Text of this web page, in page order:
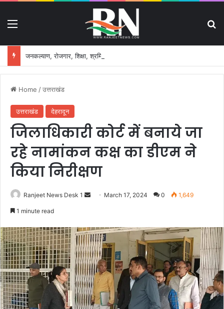
Home /उत्तराखंड
उत्तराखंड देहरादून
जिलाधिकारी कोर्ट में बनाये जा
रहे नामांकन कक्ष का डीएम ने
किया निरीक्षण
Ranjeet News Desk 1
d
a
n
e
m
a
i
March 17, 2024 0 1,649
1 minute read